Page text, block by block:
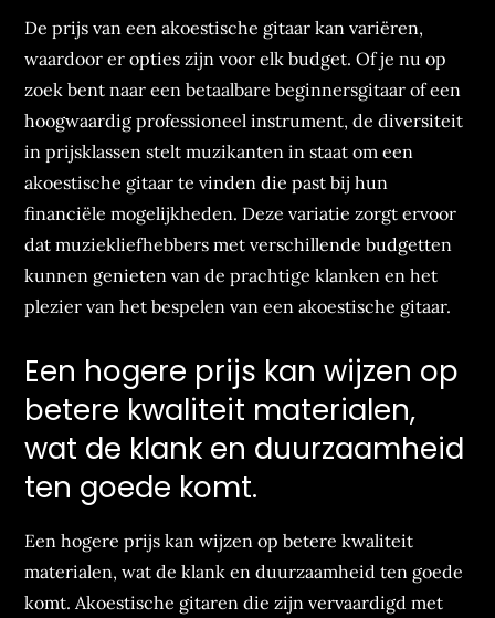
De prijs van een akoestische gitaar kan variëren,
waardoor er opties zijn voor elk budget. Of je nu op
zoek bent naar een betaalbare beginnersgitaar of een
hoogwaardig professioneel instrument, de diversiteit
in prijsklassen stelt muzikanten in staat om een
akoestische gitaar te vinden die past bij hun
financiële mogelijkheden. Deze variatie zorgt ervoor
dat muziekliefhebbers met verschillende budgetten
kunnen genieten van de prachtige klanken en het
plezier van het bespelen van een akoestische gitaar.
Een hogere prijs kan wijzen op
betere kwaliteit materialen,
wat de klank en duurzaamheid
ten goede komt.
Een hogere prijs kan wijzen op betere kwaliteit
materialen, wat de klank en duurzaamheid ten goede
komt. Akoestische gitaren die zijn vervaardigd met